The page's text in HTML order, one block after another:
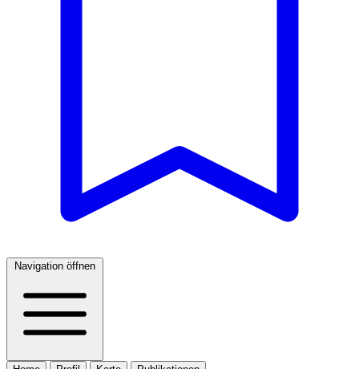
Navigation öffnen